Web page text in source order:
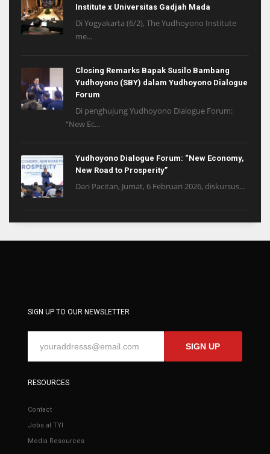
Institute x Universitas Gadjah Mada
Di Yogyakarta (6/2), The Yudhoyono Institute
me...
Closing Remarks Bapak Susilo Bambang
Yudhoyono (SBY) dalam Yudhoyono Dialogue
Forum
Di penghujung Yudhoyono Dialogue Forum:
“New Ec...
Yudhoyono Dialogue Forum: “New Economy,
New Road to Prosperity”
Dari Pacitan, Jumat, 6 Februari 2026, diskursus...
SIGN UP TO OUR NEWSLETTER
SIGN UP
RESOURCES
Contact
Jobs at TYI
Media Resources